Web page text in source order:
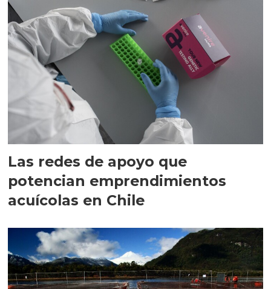
Las redes de apoyo que
potencian emprendimientos
acuícolas en Chile